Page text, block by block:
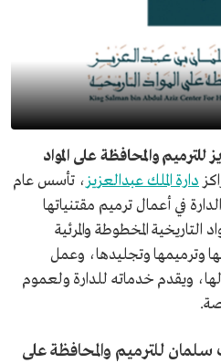
والمحافظة على المواد
دارة الملك عبدالعزيز، تأسس عام
الدارة في أعمال ترميم مقتنياتها
المخطوطة والمرئية
وترميمها وتجليدها، وعمل
ويقدم خدماته للدارة ولعموم
للترميم والمحافظة على